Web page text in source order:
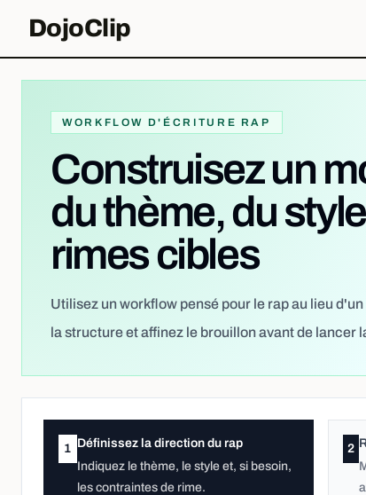
DojoClip
WORKFLOW D'ÉCRITURE RAP
Construisez un
du thème, du
rimes cibles
Utilisez un workflow pensé pour le rap au lieu
la structure et affinez le brouillon avant de lancer
1 Définissez la direction du rap
Indiquez le thème, le style et, si besoin,
les contraintes de rime.
2